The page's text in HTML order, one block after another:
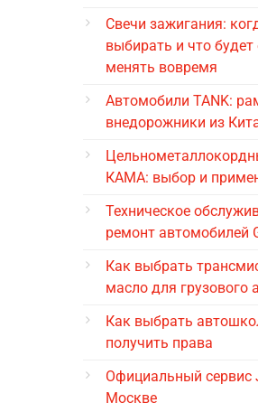
Свечи зажигания:
выбирать и что будет
менять вовремя
Автомобили TANK:
внедорожники из
КАМА: выбор и
Техническое
ремонт автомобилей
Как выбрать
масло для грузового
Как выбрать
получить права
Официальный сервис
Москве